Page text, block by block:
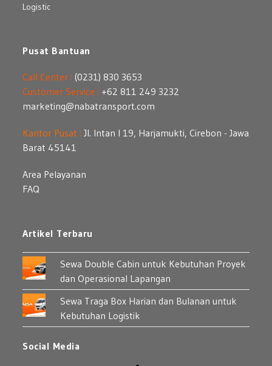
Logistic
Pusat Bantuan
Call Center : (0231) 830 3653
Customer Service : +62 811 249 3232
marketing@nabatransport.com
Kantor Pusat : Jl. Intan I 19, Harjamukti, Cirebon - Jawa
Barat 45141
Area Pelayanan
FAQ
Artikel Terbaru
Sewa Double Cabin untuk Kebutuhan Proyek
dan Operasional Lapangan
Sewa Traga Box Harian dan Bulanan untuk
Kebutuhan Logistik
Social Media